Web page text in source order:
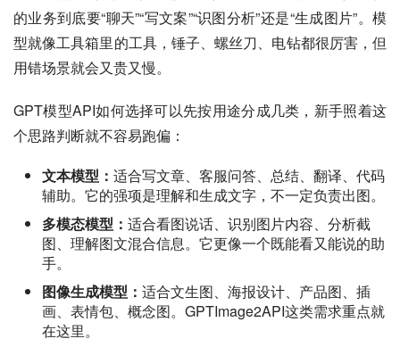
的业务到底要“聊天”“写文案”“识图分析”还是“生成图片”。模
型就像工具箱里的工具，锤子、螺丝刀、电钻都很厉害，但
用错场景就会又贵又慢。
GPT模型API如何选择可以先按用途分成几类，新手照着这
个思路判断就不容易跑偏：
文本模型： 适合写文章、客服问答、总结、翻译、代码
辅助。它的强项是理解和生成文字，不一定负责出图。
多模态模型： 适合看图说话、识别图片内容、分析截
图、理解图文混合信息。它更像一个既能看又能说的助
手。
图像生成模型： 适合文生图、海报设计、产品图、插
画、表情包、概念图。GPTImage2API这类需求重点就
在这里。